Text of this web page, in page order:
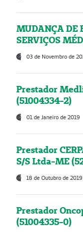
MUDANÇA DE
SERVIÇOS
03 de Novembro de
Prestador
(51004334-2)
01 de Janeiro de 2019
Prestador
S/S Ltda-ME
18 de Outubro de 2019
Prestador
(51004335-0)